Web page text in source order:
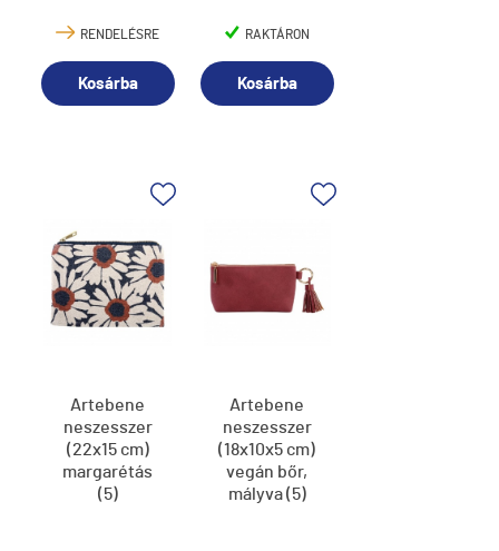
RENDELÉSRE
Kosárba
RAKTÁRON
Kosárba
Artebene
neszesszer
(22x15 cm)
margarétás
(5)
Artebene
neszesszer
(18x10x5 cm)
vegán bőr,
mályva (5)